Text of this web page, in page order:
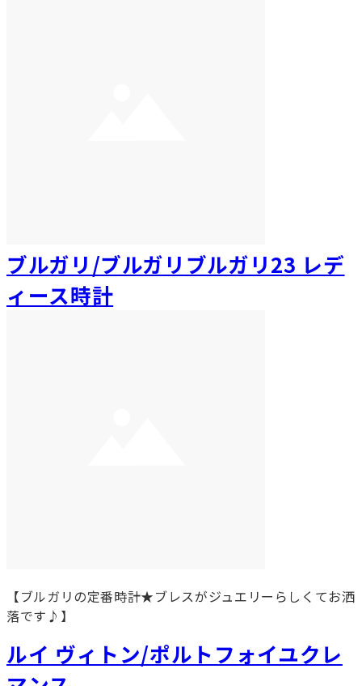
ブルガリ/ブルガリブルガリ23 レデ
ィース時計
【ブルガリの定番時計★ブレスがジュエリーらしくてお洒
落です♪】
ルイ ヴィトン/ポルトフォイユクレ